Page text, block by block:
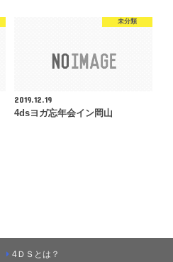
未分類
2019.12.19
4dsヨガ忘年会イン岡山
4ＤＳとは？